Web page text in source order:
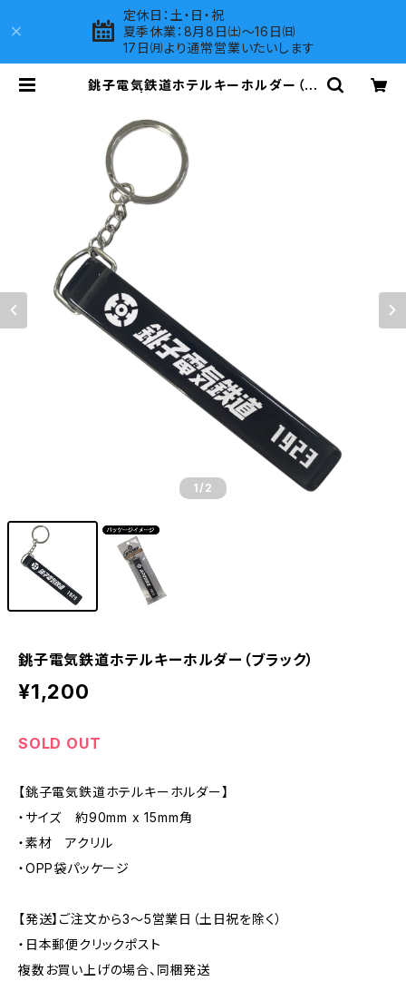
定休日：土・日・祝
夏季休業：8月8日㈯～16日㈰
17日㈪より通常営業いたいします
銚子電気鉄道ホテルキーホルダー（ブ
1 /2
銚子電気鉄道ホテルキーホルダー（ブラック）
¥1,200
SOLD OUT
【銚子電気鉄道ホテルキーホルダー】
・サイズ 約90mm x 15mm角
・素材 アクリル
・OPP袋パッケージ
【発送】ご注文から3〜5営業日（土日祝を除く）
・日本郵便クリックポスト
複数お買い上げの場合、同梱発送